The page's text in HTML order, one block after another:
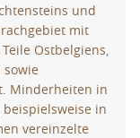
und
mit
Ostbelgiens,
sowie
Minderheiten in
in
vereinzelte